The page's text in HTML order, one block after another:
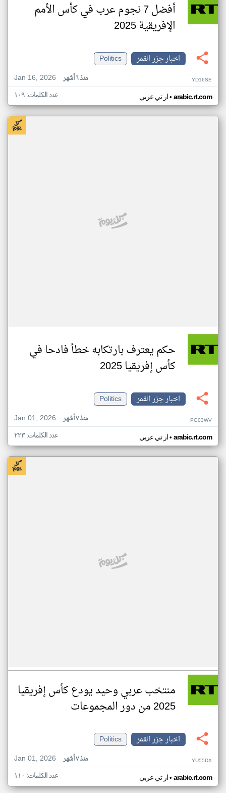
أفضل 7 نجوم عرب في كأس الأمم
الإفريقية 2025
اخبار جزر القمر
Politics
Jan 16, 2026
منذ ٦ أشهر YD16SE
ار تي عربي• arabic.rt.com عدد الكلمات: ١٠٩
حكم يعترف بارتكابه خطأ فادحا في
كأس إفريقيا 2025
اخبار جزر القمر
Politics
Jan 01, 2026
منذ ٧ أشهر PG03WV
ار تي عربي• arabic.rt.com عدد الكلمات: ٢٢٣
منتخب عربي وحيد يودع كأس إفريقيا
2025 من دور المجموعات
اخبار جزر القمر
Politics
Jan 01, 2026
منذ ٧ أشهر YU55DX
ار تي عربي• arabic.rt.com عدد الكلمات: ١١٠